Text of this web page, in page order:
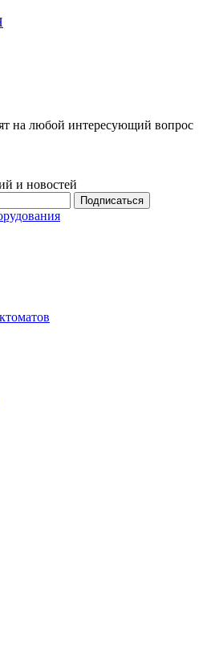
на любой интересующий вопрос
и новостей
Подписаться